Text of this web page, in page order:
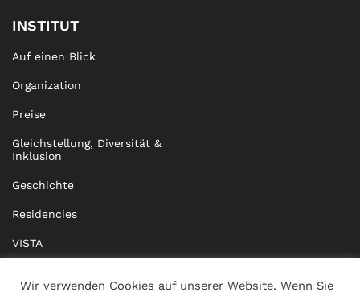
INSTITUT
Auf einen Blick
Organization
Preise
Gleichstellung, Diversität &
Inklusion
Geschichte
Residencies
VISTA
Wir verwenden Cookies auf unserer Website. Wenn Sie